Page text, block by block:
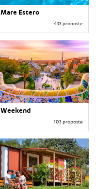
Mare Estero
433 proposte
Weekend
103 proposte